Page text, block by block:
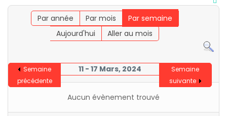
Par année Par mois
Par semaine
Aujourd'hui
Aller au mois
Semaine
précédente
11 - 17 Mars, 2024
Semaine
suivante
Aucun évènement trouvé